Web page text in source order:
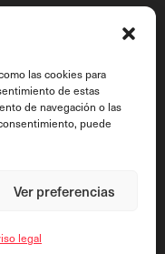
las cookies para
de estas
de navegación o las
puede
Ver preferencias
legal